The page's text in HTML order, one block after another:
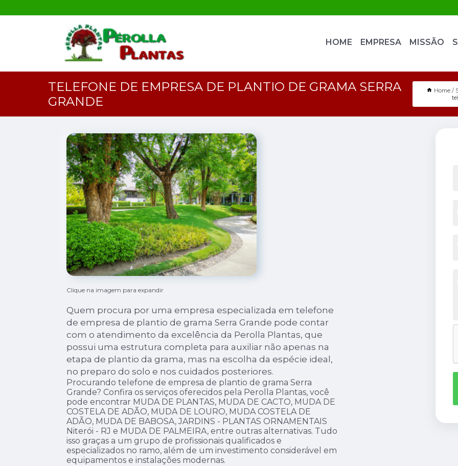
HOME EMPRESA MISSÃO
TELEFONE DE EMPRESA DE PLANTIO DE GRAMA SERRA
GRANDE
Home
Clique na imagem para expandir
Quem procura por uma empresa especializada em telefone
de empresa de plantio de grama Serra Grande pode contar
com o atendimento da excelência da Perolla Plantas, que
possui uma estrutura completa para auxiliar não apenas na
etapa de plantio da grama, mas na escolha da espécie ideal,
no preparo do solo e nos cuidados posteriores.
Procurando telefone de empresa de plantio de grama Serra
Grande? Confira os serviços oferecidos pela Perolla Plantas, você
pode encontrar MUDA DE PLANTAS, MUDA DE CACTO, MUDA DE
COSTELA DE ADÃO, MUDA DE LOURO, MUDA COSTELA DE
ADÃO, MUDA DE BABOSA, JARDINS - PLANTAS ORNAMENTAIS
Niterói - RJ e MUDA DE PALMEIRA, entre outras alternativas. Tudo
isso graças a um grupo de profissionais qualificados e
especializados no ramo, além de um investimento considerável em
equipamentos e instalações modernas.